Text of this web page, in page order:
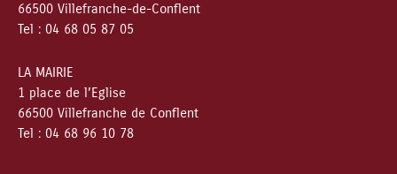
66500 Villefranche-de-Conflent
Tel : 04 68 05 87 05
LA MAIRIE
1 place de l’Eglise
66500 Villefranche de Conflent
Tel : 04 68 96 10 78